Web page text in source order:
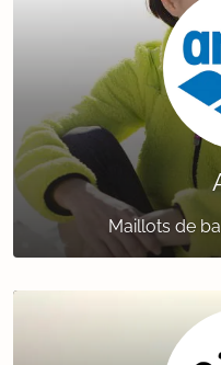
Maillots de